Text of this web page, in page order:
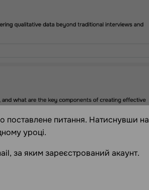
поставлене питання. Натиснувши на
уроці.
за яким зареєстрований акаунт.